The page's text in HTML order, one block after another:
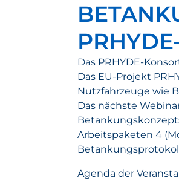
Das PRHYDE-
Das EU-Projekt
Nutzfahrzeuge wie
Das nächste
Arbeitspaketen 4
Agenda der